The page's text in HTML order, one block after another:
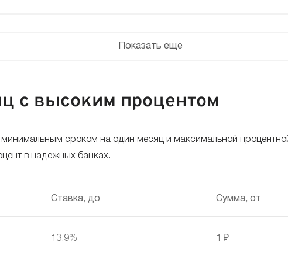
Показать еще
с высоким процентом
сроком на один месяц и максимальной
в надежных банках.
Ставка, до Сумма, от
13.9% 1 ₽